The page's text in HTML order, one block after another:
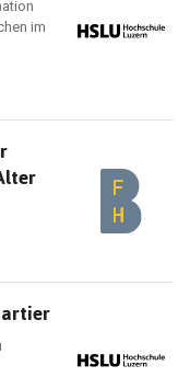
im